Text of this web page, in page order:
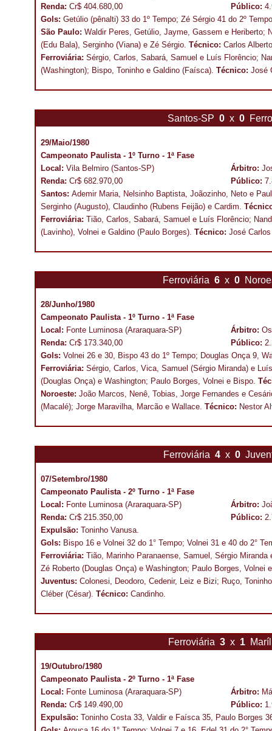
Renda: Cr$ 404.680,00 Público:
Gols: Getúlio (pênalti) 33 do 1º Tempo; Zé Sérgio 41 do 2º
São Paulo: Waldir Peres, Getúlio, Jayme, Gassem e Heriberto;
(Edu Bala), Serginho (Viana) e Zé Sérgio. Técnico: Carlos
Ferroviária: Sérgio, Carlos, Sabará, Samuel e Luís Florêncio;
(Washington); Bispo, Toninho e Galdino (Faísca). Técnico: José
Santos-SP 0 x 0
29/Maio/1980
Campeonato Paulista - 1º Turno - 1ª Fase
Local: Vila Belmiro (Santos-SP) Árbitro:
Renda: Cr$ 682.970,00 Público:
Santos: Ademir Maria, Nelsinho Baptista, Joãozinho, Neto e
Serginho (Augusto), Claudinho (Rubens Feijão) e Cardim.
Ferroviária: Tião, Carlos, Sabará, Samuel e Luís Florêncio;
(Lavinho), Volnei e Galdino (Paulo Borges). Técnico: José
Ferroviária 6 x 0
28/Junho/1980
Campeonato Paulista - 1º Turno - 1ª Fase
Local: Fonte Luminosa (Araraquara-SP) Árbitro:
Renda: Cr$ 173.340,00 Público:
Gols: Volnei 26 e 30, Bispo 43 do 1º Tempo; Douglas Onça 9,
Ferroviária: Sérgio, Carlos, Vica, Samuel (Sérgio Miranda) e
(Douglas Onça) e Washington; Paulo Borges, Volnei e Bispo.
Noroeste: João Marcos, Nenê, Tobias, Jorge Fernandes e
(Macalé); Jorge Maravilha, Marcão e Wallace. Técnico: Nestor
Ferroviária 4 x 0
07/Setembro/1980
Campeonato Paulista - 2º Turno - 1ª Fase
Local: Fonte Luminosa (Araraquara-SP) Árbitro:
Renda: Cr$ 215.350,00 Público:
Expulsão: Toninho Vanusa.
Gols: Bispo 16 e Volnei 32 do 1° Tempo; Volnei 31 e 40 do 2°
Ferroviária: Tião, Marinho Paranaense, Samuel, Sérgio
Zé Roberto (Douglas Onça) e Washington; Paulo Borges, Volnei
Juventus: Colonesi, Deodoro, Cedenir, Leiz e Bizi; Ruço,
Cléber (César). Técnico: Candinho.
Ferroviária 3 x 1
19/Outubro/1980
Campeonato Paulista - 2º Turno - 1ª Fase
Local: Fonte Luminosa (Araraquara-SP) Árbitro:
Renda: Cr$ 149.490,00 Público:
Expulsão: Toninho Costa 33, Valdir e Faísca 35, Paulo Borges